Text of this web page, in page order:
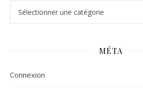
MÉTA
Connexion